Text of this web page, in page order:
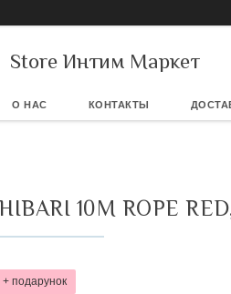
Store Интим Маркет
О НАС КОНТАКТЫ
10M ROPE